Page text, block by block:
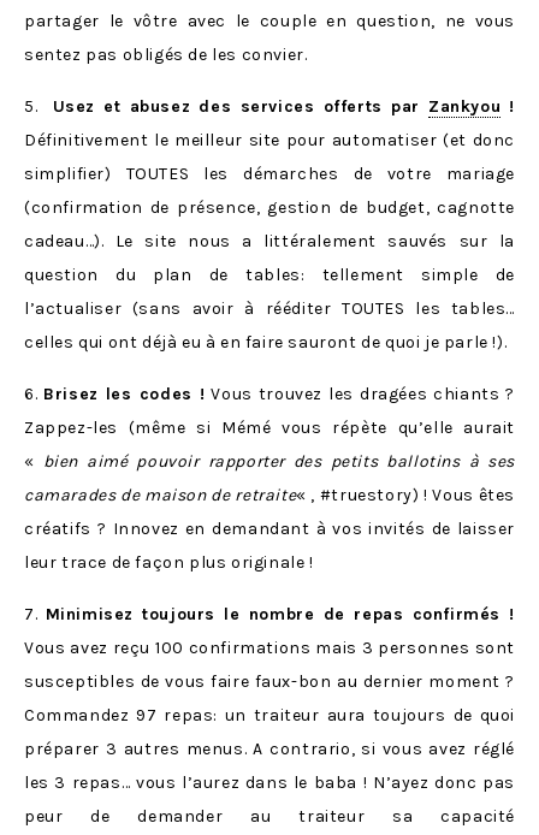
partager le vôtre avec le couple en question, ne vous
sentez pas obligés de les convier.
5. Usez et abusez des services offerts par Zankyou !
Définitivement le meilleur site pour automatiser (et donc
simplifier) TOUTES les démarches de votre mariage
(confirmation de présence, gestion de budget, cagnotte
cadeau…). Le site nous a littéralement sauvés sur la
question du plan de tables: tellement simple de
l’actualiser (sans avoir à rééditer TOUTES les tables…
celles qui ont déjà eu à en faire sauront de quoi je parle !).
6. Brisez les codes ! Vous trouvez les dragées chiants ?
Zappez-les (même si Mémé vous répète qu’elle aurait
« bien aimé pouvoir rapporter des petits ballotins à ses
camarades de maison de retraite« , #truestory) ! Vous êtes
créatifs ? Innovez en demandant à vos invités de laisser
leur trace de façon plus originale !
7. Minimisez toujours le nombre de repas confirmés !
Vous avez reçu 100 confirmations mais 3 personnes sont
susceptibles de vous faire faux-bon au dernier moment ?
Commandez 97 repas: un traiteur aura toujours de quoi
préparer 3 autres menus. A contrario, si vous avez réglé
les 3 repas… vous l’aurez dans le baba ! N’ayez donc pas
peur de demander au traiteur sa capacité